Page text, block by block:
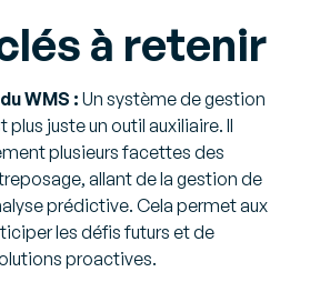
à retenir
WMS : Un système de gestion
plus juste un outil auxiliaire. Il
plusieurs facettes des
allant de la gestion de
prédictive. Cela permet aux
les défis futurs et de
proactives.